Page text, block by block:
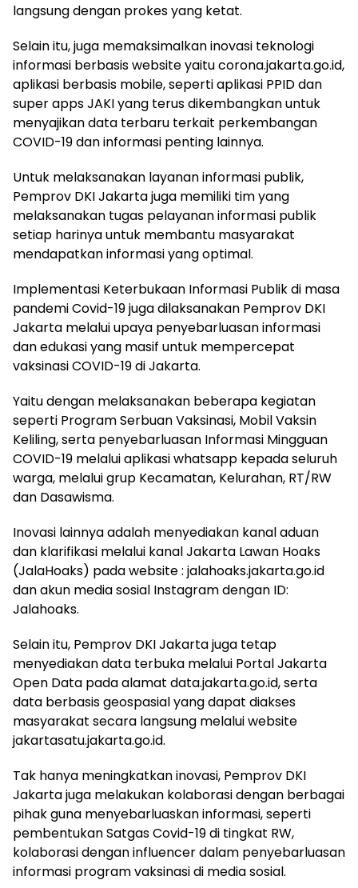
langsung dengan prokes yang ketat.
Selain itu, juga memaksimalkan inovasi teknologi
informasi berbasis website yaitu corona.jakarta.go.id,
aplikasi berbasis mobile, seperti aplikasi PPID dan
super apps JAKI yang terus dikembangkan untuk
menyajikan data terbaru terkait perkembangan
COVID-19 dan informasi penting lainnya.
Untuk melaksanakan layanan informasi publik,
Pemprov DKI Jakarta juga memiliki tim yang
melaksanakan tugas pelayanan informasi publik
setiap harinya untuk membantu masyarakat
mendapatkan informasi yang optimal.
Implementasi Keterbukaan Informasi Publik di masa
pandemi Covid-19 juga dilaksanakan Pemprov DKI
Jakarta melalui upaya penyebarluasan informasi
dan edukasi yang masif untuk mempercepat
vaksinasi COVID-19 di Jakarta.
Yaitu dengan melaksanakan beberapa kegiatan
seperti Program Serbuan Vaksinasi, Mobil Vaksin
Keliling, serta penyebarluasan Informasi Mingguan
COVID-19 melalui aplikasi whatsapp kepada seluruh
warga, melalui grup Kecamatan, Kelurahan, RT/RW
dan Dasawisma.
Inovasi lainnya adalah menyediakan kanal aduan
dan klarifikasi melalui kanal Jakarta Lawan Hoaks
(JalaHoaks) pada website : jalahoaks.jakarta.go.id
dan akun media sosial Instagram dengan ID:
Jalahoaks.
Selain itu, Pemprov DKI Jakarta juga tetap
menyediakan data terbuka melalui Portal Jakarta
Open Data pada alamat data.jakarta.go.id, serta
data berbasis geospasial yang dapat diakses
masyarakat secara langsung melalui website
jakartasatu.jakarta.go.id.
Tak hanya meningkatkan inovasi, Pemprov DKI
Jakarta juga melakukan kolaborasi dengan berbagai
pihak guna menyebarluaskan informasi, seperti
pembentukan Satgas Covid-19 di tingkat RW,
kolaborasi dengan influencer dalam penyebarluasan
informasi program vaksinasi di media sosial.